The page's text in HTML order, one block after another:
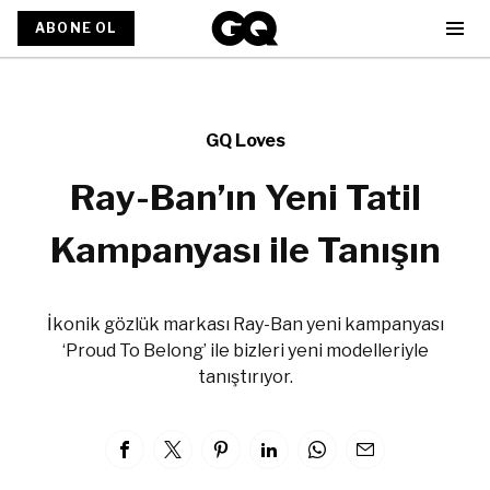
ABONE OL
GQ Loves
Ray-Ban’ın Yeni Tatil
Kampanyası ile Tanışın
İkonik gözlük markası Ray-Ban yeni kampanyası
‘Proud To Belong’ ile bizleri yeni modelleriyle
tanıştırıyor.